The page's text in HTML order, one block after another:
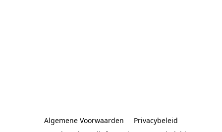
Algemene Voorwaarden
Privacybeleid